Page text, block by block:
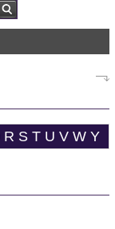
R S T U V W Y